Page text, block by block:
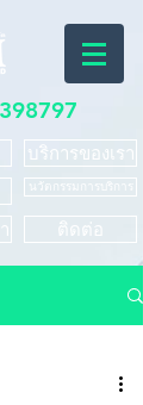
บริการของเรา
นวัตกรรมการบริการ
ติดต่อ